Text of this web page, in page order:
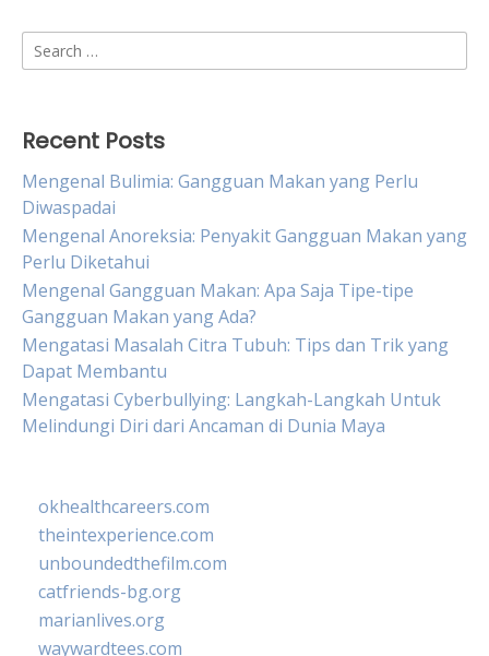
Search
for:
Recent Posts
Mengenal Bulimia: Gangguan Makan yang Perlu
Diwaspadai
Mengenal Anoreksia: Penyakit Gangguan Makan yang
Perlu Diketahui
Mengenal Gangguan Makan: Apa Saja Tipe-tipe
Gangguan Makan yang Ada?
Mengatasi Masalah Citra Tubuh: Tips dan Trik yang
Dapat Membantu
Mengatasi Cyberbullying: Langkah-Langkah Untuk
Melindungi Diri dari Ancaman di Dunia Maya
okhealthcareers.com
theintexperience.com
unboundedthefilm.com
catfriends-bg.org
marianlives.org
waywardtees.com